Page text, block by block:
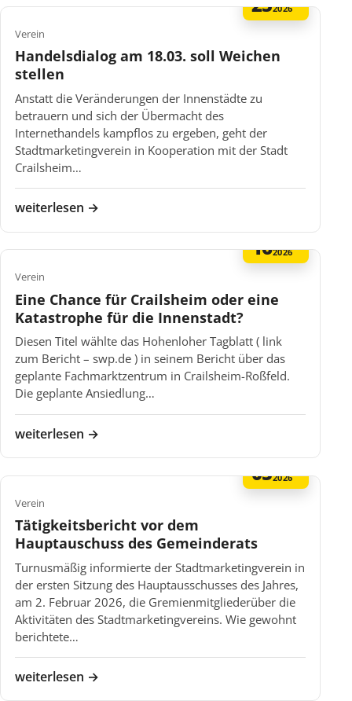
2026
Verein
Handelsdialog am 18.03. soll Weichen
stellen
Anstatt die Veränderungen der Innenstädte zu
betrauern und sich der Übermacht des
Internethandels kampflos zu ergeben, geht der
Stadtmarketingverein in Kooperation mit der Stadt
Crailsheim…
weiterlesen →
162026
Verein
Eine Chance für Crailsheim oder eine
Katastrophe für die Innenstadt?
Diesen Titel wählte das Hohenloher Tagblatt ( link
zum Bericht – swp.de ) in seinem Bericht über das
geplante Fachmarktzentrum in Crailsheim-Roßfeld.
Die geplante Ansiedlung…
weiterlesen →
052026
Verein
Tätigkeitsbericht vor dem
Hauptauschuss des Gemeinderats
Turnusmäßig informierte der Stadtmarketingverein in
der ersten Sitzung des Hauptausschusses des Jahres,
am 2. Februar 2026, die Gremienmitgliederüber die
Aktivitäten des Stadtmarketingvereins. Wie gewohnt
berichtete…
weiterlesen →